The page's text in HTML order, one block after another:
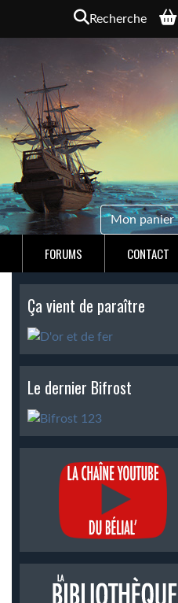
Recherche
Mon panier
FORUMS CONTACT
Ça vient de paraître
Le dernier Bifrost